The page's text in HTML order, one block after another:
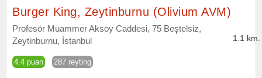
Burger King, Zeytinburnu (Olivium AVM)
Profesör Muammer Aksoy Caddesi, 75 Beştelsiz,
Zeytinburnu, İstanbul
4.4 puan 287 reyting
1.1 km.